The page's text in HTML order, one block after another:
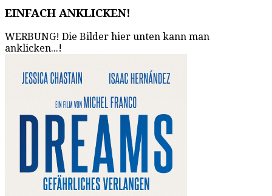
EINFACH ANKLICKEN!
WERBUNG! Die Bilder hier unten kann man
anklicken...!